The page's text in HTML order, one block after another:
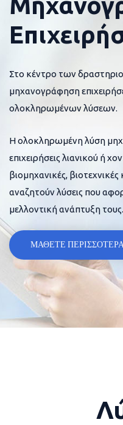
Στο κέντρο των
μηχανογράφηση
ολοκληρωμένων λύσεων.
Η ολοκληρωμένη λύση
επιχειρήσεις λιανικού ή
βιομηχανικές,
αναζητούν λύσεις που
μελλοντική ανάπτυξη τους.
ΜΑΘΕΤΕ